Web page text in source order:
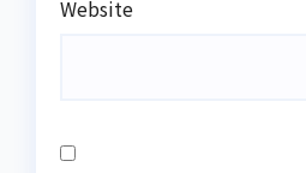
Website